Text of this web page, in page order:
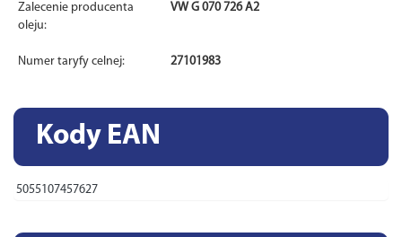
Zalecenie producenta
oleju:
VW G 070 726 A2
Numer taryfy celnej: 27101983
Kody EAN
5055107457627